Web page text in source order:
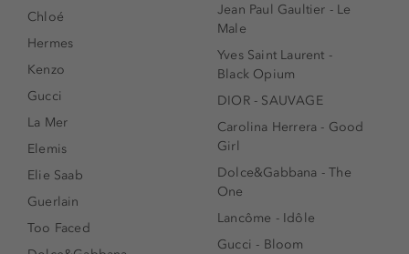
Chloé
Hermes
Kenzo
Gucci
La Mer
Elemis
Elie Saab
Guerlain
Too Faced
Jean Paul Gaultier - Le
Male
Yves Saint Laurent -
Black Opium
DIOR - SAUVAGE
Carolina Herrera - Good
Girl
Dolce&Gabbana - The
One
Lancôme - Idôle
Gucci - Bloom